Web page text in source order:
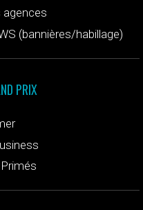
agences
(bannières/habillage)
PRIX